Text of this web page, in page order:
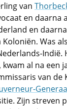
van
en daarna
en
Koloniën. Was
Indië.
kwam al na een
van de
Zijn streven